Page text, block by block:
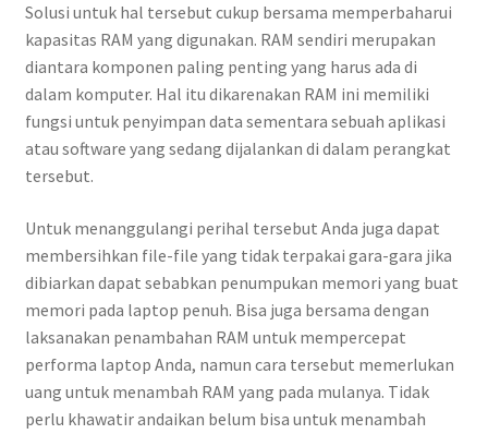
Solusi untuk hal tersebut cukup bersama memperbaharui
kapasitas RAM yang digunakan. RAM sendiri merupakan
diantara komponen paling penting yang harus ada di
dalam komputer. Hal itu dikarenakan RAM ini memiliki
fungsi untuk penyimpan data sementara sebuah aplikasi
atau software yang sedang dijalankan di dalam perangkat
tersebut.
Untuk menanggulangi perihal tersebut Anda juga dapat
membersihkan file-file yang tidak terpakai gara-gara jika
dibiarkan dapat sebabkan penumpukan memori yang buat
memori pada laptop penuh. Bisa juga bersama dengan
laksanakan penambahan RAM untuk mempercepat
performa laptop Anda, namun cara tersebut memerlukan
uang untuk menambah RAM yang pada mulanya. Tidak
perlu khawatir andaikan belum bisa untuk menambah